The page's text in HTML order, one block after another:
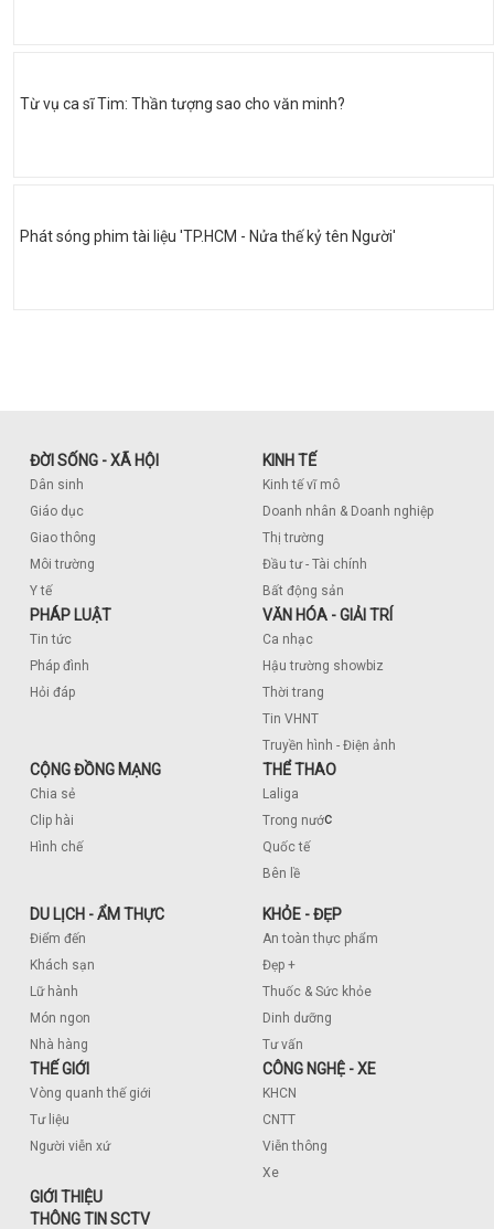
Từ vụ ca sĩ Tim: Thần tượng sao cho văn minh?
Phát sóng phim tài liệu 'TP.HCM - Nửa thế kỷ tên Người'
ĐỜI SỐNG - XÃ HỘI
Dân sinh
Giáo dục
Giao thông
Môi trường
Y tế
KINH TẾ
Kinh tế vĩ mô
Doanh nhân & Doanh nghiệp
Thị trường
Đầu tư - Tài chính
Bất động sản
PHÁP LUẬT
Tin tức
Pháp đình
Hỏi đáp
VĂN HÓA - GIẢI TRÍ
Ca nhạc
Hậu trường showbiz
Thời trang
Tin VHNT
Truyền hình - Điện ảnh
CỘNG ĐỒNG MẠNG
Chia sẻ
Clip hài
Hình chế
THỂ THAO
Laliga
Trong nước
Quốc tế
Bên lề
DU LỊCH - ẨM THỰC
Điểm đến
Khách sạn
Lữ hành
Món ngon
Nhà hàng
KHỎE - ĐẸP
An toàn thực phẩm
Đẹp +
Thuốc & Sức khỏe
Dinh dưỡng
Tư vấn
THẾ GIỚI
Vòng quanh thế giới
Tư liệu
Người viễn xứ
CÔNG NGHỆ - XE
KHCN
CNTT
Viễn thông
Xe
GIỚI THIỆU
THÔNG TIN SCTV